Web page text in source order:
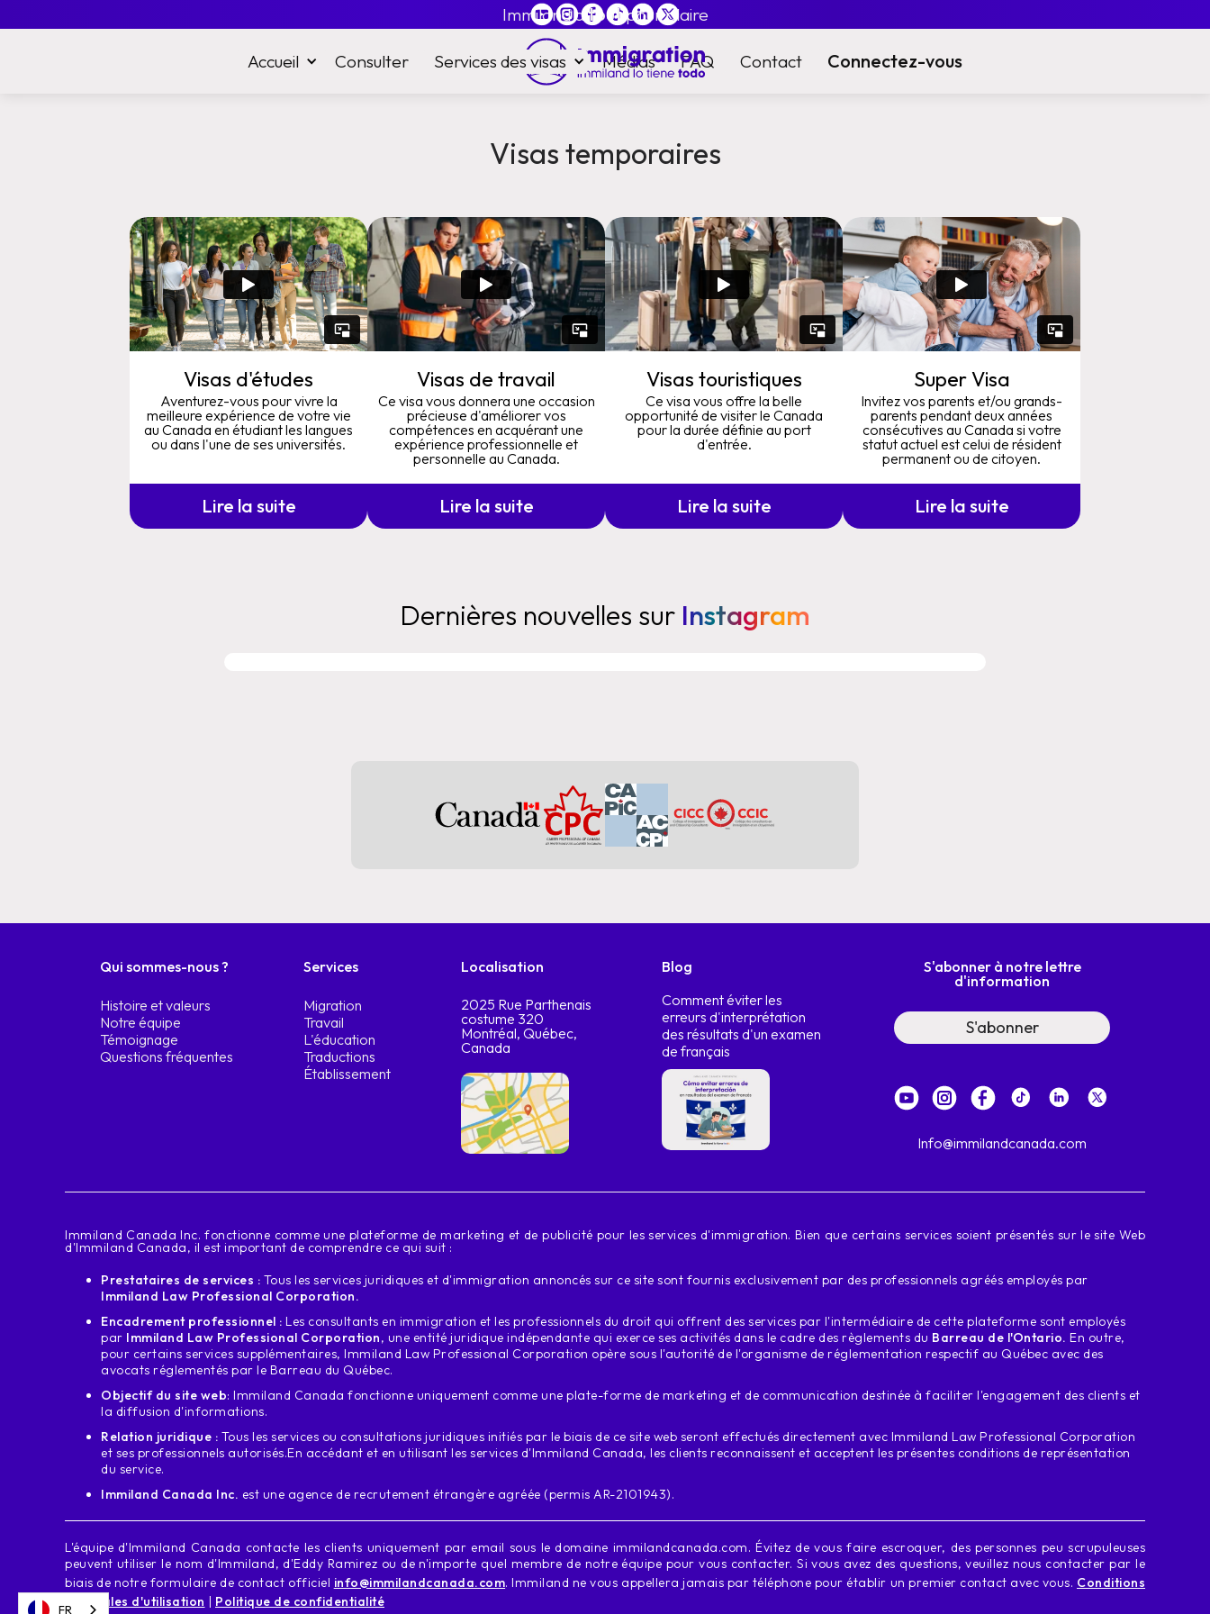
Immiland atoutpour plaire
Accueil Consulter Services des visas Médias FAQ Contact Connectez-vous
Visas temporaires
Visas d'études
Aventurez-vous pour vivre la
meilleure expérience de votre vie
au Canada en étudiant les langues
ou dans l'une de ses universités.
Lire la suite
Visas de travail
Ce visa vous donnera une occasion
précieuse d'améliorer vos
compétences en acquérant une
expérience professionnelle et
personnelle au Canada.
Lire la suite
Visas touristiques
Ce visa vous offre la belle
opportunité de visiter le Canada
pour la durée définie au port
d'entrée.
Lire la suite
Super Visa
Invitez vos parents et/ou grands-
parents pendant deux années
consécutives au Canada si votre
statut actuel est celui de résident
permanent ou de citoyen.
Lire la suite
Dernières nouvelles sur Instagram
Qui sommes-nous ?
Histoire et valeurs
Notre équipe
Témoignage
Questions fréquentes
Services
Migration
Travail
L'éducation
Traductions
Établissement
Localisation
2025 Rue Parthenais
costume 320
Montréal, Québec,
Canada
Blog
Comment éviter les
erreurs d'interprétation
des résultats d'un examen
de français
S'abonner à notre lettre
d'information
S'abonner
Info@immilandcanada.com
‍Immiland Canada Inc. fonctionne comme une plateforme de marketing et de publicité pour les services d'immigration. Bien que certains services soient présentés sur le site Web
d'Immiland Canada, il est important de comprendre ce qui suit :
Prestataires de services : Tous les services juridiques et d'immigration annoncés sur ce site sont fournis exclusivement par des professionnels agréés employés par
Immiland Law Professional Corporation.
Encadrement professionnel : Les consultants en immigration et les professionnels du droit qui offrent des services par l'intermédiaire de cette plateforme sont employés
par Immiland Law Professional Corporation, une entité juridique indépendante qui exerce ses activités dans le cadre des règlements du Barreau de l'Ontario. En outre,
pour certains services supplémentaires, Immiland Law Professional Corporation opère sous l'autorité de l'organisme de réglementation respectif au Québec avec des
avocats réglementés par le Barreau du Québec.
Objectif du site web: Immiland Canada fonctionne uniquement comme une plate-forme de marketing et de communication destinée à faciliter l'engagement des clients et
la diffusion d'informations.
Relation juridique : Tous les services ou consultations juridiques initiés par le biais de ce site web seront effectués directement avec Immiland Law Professional Corporation
et ses professionnels autorisés.En accédant et en utilisant les services d'Immiland Canada, les clients reconnaissent et acceptent les présentes conditions de représentation
du service.
Immiland Canada Inc. est une agence de recrutement étrangère agréée (permis AR-2101943).
L'équipe d'Immiland Canada contacte les clients uniquement par email sous le domaine immilandcanada.com. Évitez de vous faire escroquer, des personnes peu scrupuleuses
peuvent utiliser le nom d'Immiland, d'Eddy Ramirez ou de n'importe quel membre de notre équipe pour vous contacter. Si vous avez des questions, veuillez nous contacter par le
biais de notre formulaire de contact officiel info@immilandcanada.com. Immiland ne vous appellera jamais par téléphone pour établir un premier contact avec vous. Conditions
générales d'utilisation | Politique de confidentialité
FR